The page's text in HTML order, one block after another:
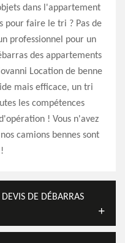
dans l'appartement
pour faire le tri ? Pas de
professionnel pour un
des appartements
Location de benne
mais efficace, un tri
les compétences
! Vous n'avez
camions bennes sont
DE DÉBARRAS